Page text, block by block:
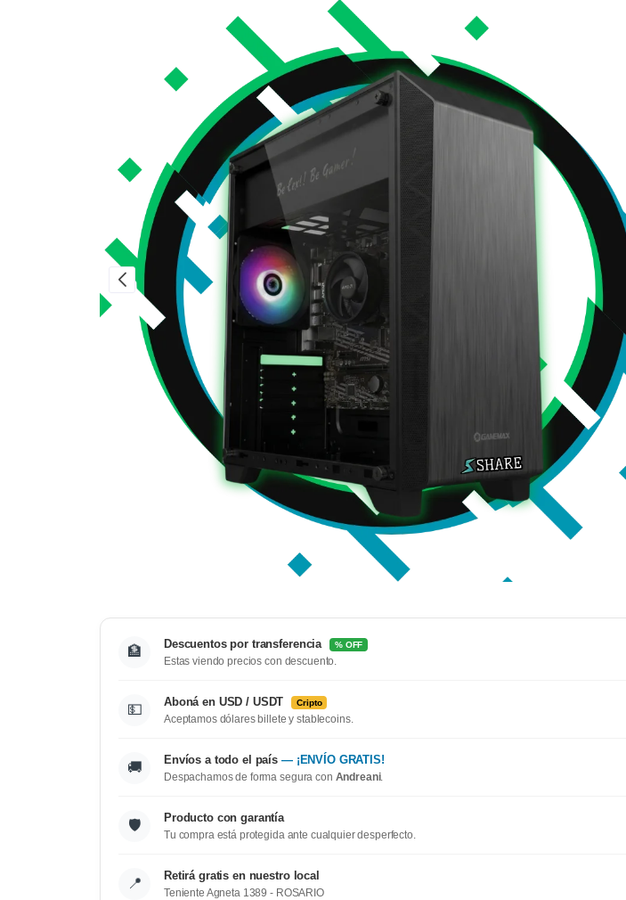
🏦 Descuentos por transferencia % OFF
Estas viendo precios con descuento.
💵 Aboná en USD / USDT Cripto
Aceptamos dólares billete y stablecoins.
🚚 Envíos a todo el país — ¡ENVÍO GRATIS!
Despachamos de forma segura con Andreani.
🛡️ Producto con garantía
Tu compra está protegida ante cualquier desperfecto.
📍 Retirá gratis en nuestro local
Teniente Agneta 1389 - ROSARIO